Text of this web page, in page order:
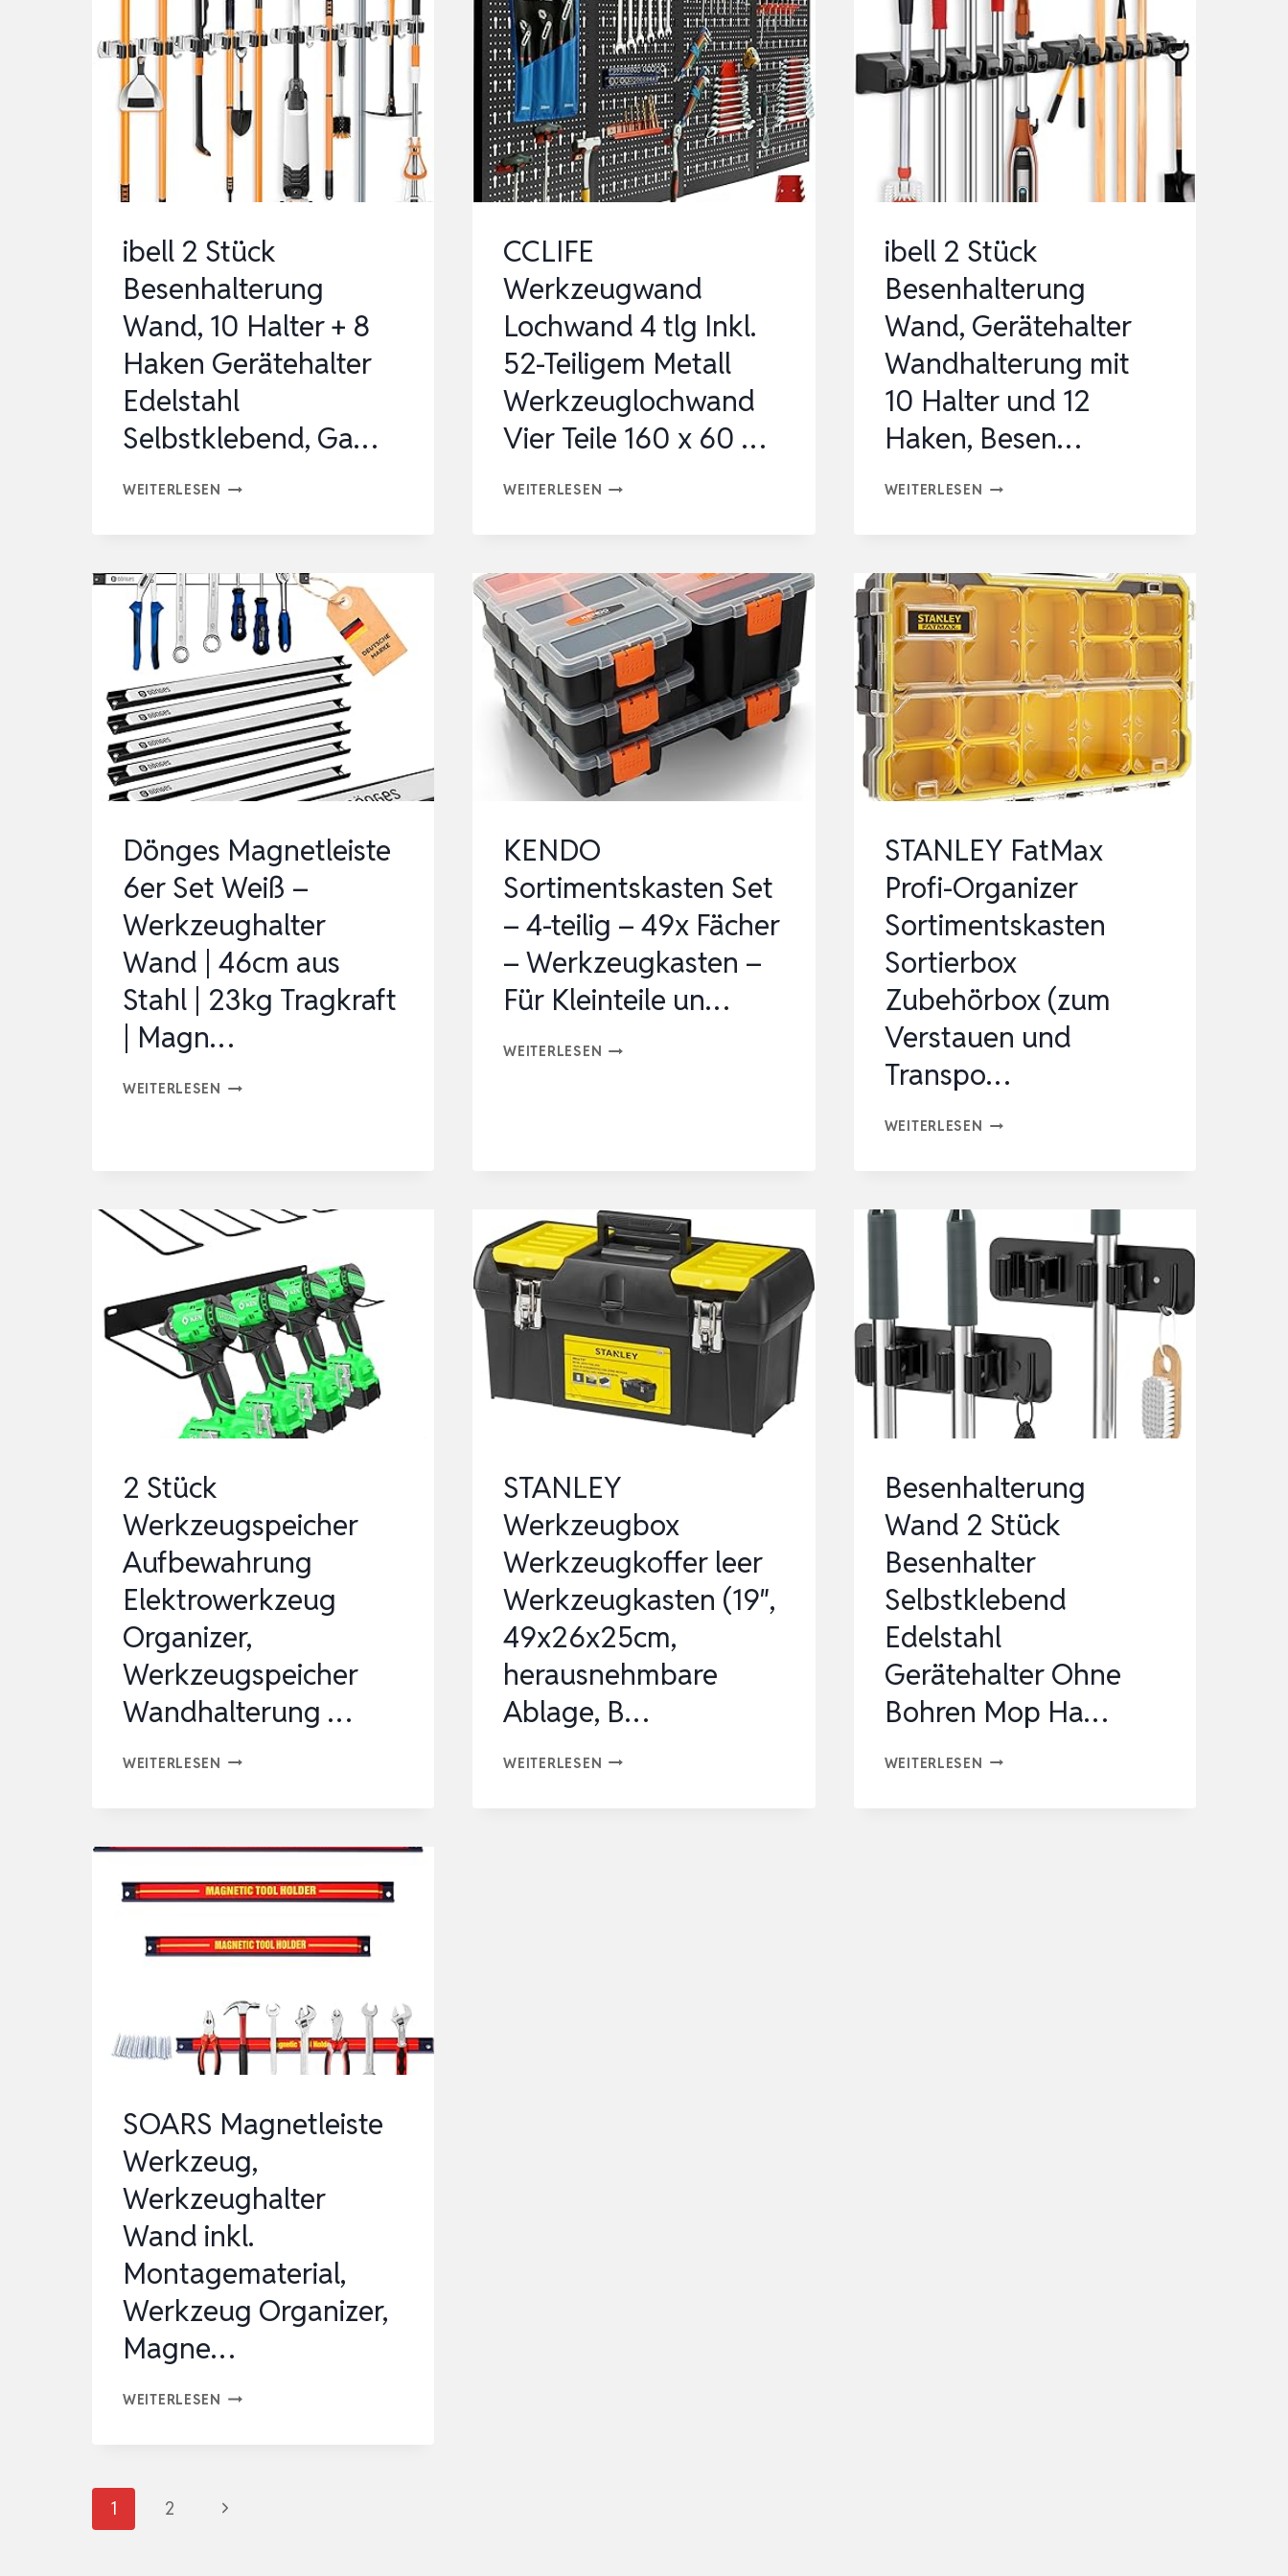
ibell 2 Stück
Besenhalterung
Wand, 10 Halter + 8
Haken Gerätehalter
Edelstahl
Selbstklebend, Ga…
WEITERLESEN IBELL
BESENHALTERUNG
WAND,
10
HALTER
+
8
HAKEN
GERÄTEHALTER
EDELSTAHL
GA…
CCLIFE
Werkzeugwand
Lochwand 4 tlg Inkl.
52-Teiligem Metall
Werkzeuglochwand
Vier Teile 160 x 60 …
WEITERLESEN CCLIFE
4
TLG
INKL.
52-
TEILIGEM
METALL
WERKZEUGLOCHWAND
VIER
TEILE
60
…
ibell 2 Stück
Besenhalterung
Wand, Gerätehalter
Wandhalterung mit
10 Halter und 12
Haken, Besen…
WEITERLESEN IBELL
BESENHALTERUNG
WAND,
GERÄTEHALTER
MIT
HALTER
UND
12
BESEN…
Dönges Magnetleiste
6er Set Weiß –
Werkzeughalter
Wand | 46cm aus
Stahl | 23kg Tragkraft
| Magn…
WEITERLESEN DÖNGES
W
ERKZEUGHALTER W
AND |
4
6CM A
US S
TAHL |
2
M
AGN…
KENDO
Sortimentskasten Set
– 4-teilig – 49x Fächer
– Werkzeugkasten –
Für Kleinteile un…
WEITERLESEN KENDO
–
49X
FÄCHER
–
WERKZEUGKASTEN
–
FÜR
KLEINTEILE
STANLEY FatMax
Profi-Organizer
Sortimentskasten
Sortierbox
Zubehörbox (zum
Verstauen und
Transpo…
WEITERLESEN STANLEY
SORTIMENTSKASTEN
SORTIERBOX
ZUBEHÖRBOX
VERSTAUEN
UND
TRANSPO…
2 Stück
Werkzeugspeicher
Aufbewahrung
Elektrowerkzeug
Organizer,
Werkzeugspeicher
Wandhalterung …
WEITERLESEN 2
AUFBEWAHRUNG
ORGANIZER,
WERKZEUGSPEICHER
WANDHALTERUNG
STANLEY
Werkzeugbox
Werkzeugkoffer leer
Werkzeugkasten (19″,
49x26x25cm,
herausnehmbare
Ablage, B…
WEITERLESEN STANLEY
Besenhalterung
Wand 2 Stück
Besenhalter
Selbstklebend
Edelstahl
Gerätehalter Ohne
Bohren Mop Ha…
WEITERLESEN BESENHALTERUNG
SOARS Magnetleiste
Werkzeug,
Werkzeughalter
Wand inkl.
Montagematerial,
Werkzeug Organizer,
Magne…
WEITERLESEN SOARS
WAND
Seitennavigation
1 2
Nächste